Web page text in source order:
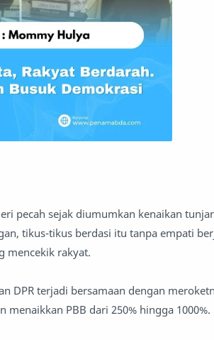
pecah sejak diumumkan kenaikan
tikus-tikus berdasi itu tanpa empati
mencekik rakyat.
DPR terjadi bersamaan dengan
PBB dari 250% hingga 1000%.